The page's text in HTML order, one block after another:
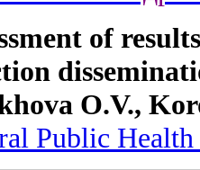
of
О.V.,
Public